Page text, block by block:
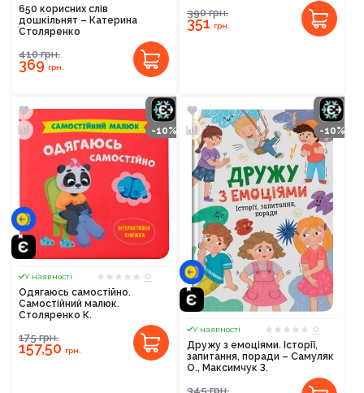
650 корисних слів
дошкільнят – Катерина
Столяренко
410грн.
369грн.
390грн.
351грн.
-10%
У наявності
0
Одягаюсь самостійно.
Самостійний малюк.
Столяренко К.
175грн.
157,50 грн.
-10%
У наявності
0
Дружу з емоціями. Історії,
запитання, поради – Самуляк
О., Максимчук З.
345грн.